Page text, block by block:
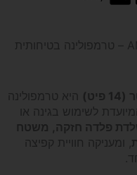
טרמפולינה 4.2 מטר (14 פיט) AMIGO – טרמפולינה בטיחותית
היא טרמפולינה
לשימוש בגינה או
פלדה חזקה, משטח
, ומעניקה חוויית קפיצה